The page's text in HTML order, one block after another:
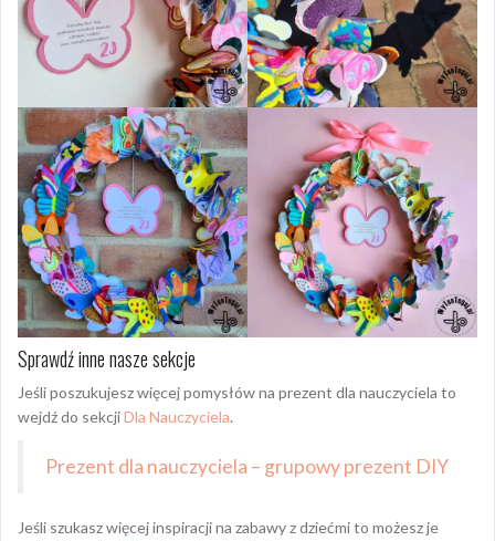
Sprawdź inne nasze sekcje
Jeśli poszukujesz więcej pomysłów na prezent dla nauczyciela to
wejdź do sekcjiDla Nauczyciela.
Prezent dla nauczyciela – grupowy prezent DIY
Jeśli szukasz więcej inspiracji na zabawy z dziećmi to możesz je